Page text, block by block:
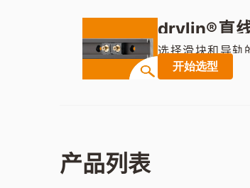
drylin®直
家系统
选择滑块和导轨
类型，输入工况
号图纸价格交期等
开始选型
产品列表